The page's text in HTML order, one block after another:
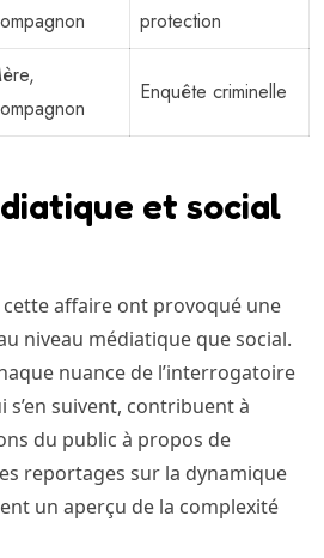
protection
Enquête criminelle
et social
cette affaire ont provoqué une
niveau médiatique que social.
nuance de l’interrogatoire
s’en suivent, contribuent à
du public à propos de
reportages sur la dynamique
un aperçu de la complexité